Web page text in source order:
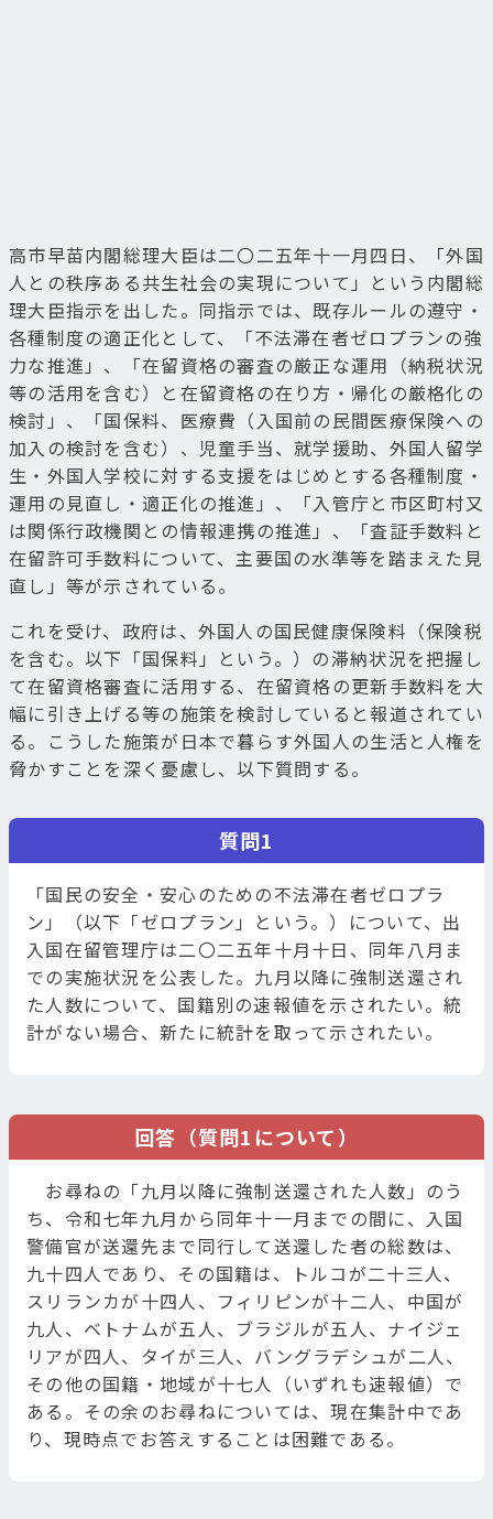
高市早苗内閣総理大臣は二〇二五年十一月四日、「外国
人との秩序ある共生社会の実現について」という内閣総
理大臣指示を出した。同指示では、既存ルールの遵守・
各種制度の適正化として、「不法滞在者ゼロプランの強
力な推進」、「在留資格の審査の厳正な運用（納税状況
等の活用を含む）と在留資格の在り方・帰化の厳格化の
検討」、「国保料、医療費（入国前の民間医療保険への
加入の検討を含む）、児童手当、就学援助、外国人留学
生・外国人学校に対する支援をはじめとする各種制度・
運用の見直し・適正化の推進」、「入管庁と市区町村又
は関係行政機関との情報連携の推進」、「査証手数料と
在留許可手数料について、主要国の水準等を踏まえた見
直し」等が示されている。
これを受け、政府は、外国人の国民健康保険料（保険税
を含む。以下「国保料」という。）の滞納状況を把握し
て在留資格審査に活用する、在留資格の更新手数料を大
幅に引き上げる等の施策を検討していると報道されてい
る。こうした施策が日本で暮らす外国人の生活と人権を
脅かすことを深く憂慮し、以下質問する。
質問1
「国民の安全・安心のための不法滞在者ゼロプラ
ン」（以下「ゼロプラン」という。）について、出
入国在留管理庁は二〇二五年十月十日、同年八月ま
での実施状況を公表した。九月以降に強制送還され
た人数について、国籍別の速報値を示されたい。統
計がない場合、新たに統計を取って示されたい。
回答（質問1について）
お尋ねの「九月以降に強制送還された人数」のう
ち、令和七年九月から同年十一月までの間に、入国
警備官が送還先まで同行して送還した者の総数は、
九十四人であり、その国籍は、トルコが二十三人、
スリランカが十四人、フィリピンが十二人、中国が
九人、ベトナムが五人、ブラジルが五人、ナイジェ
リアが四人、タイが三人、バングラデシュが二人、
その他の国籍・地域が十七人（いずれも速報値）で
ある。その余のお尋ねについては、現在集計中であ
り、現時点でお答えすることは困難である。